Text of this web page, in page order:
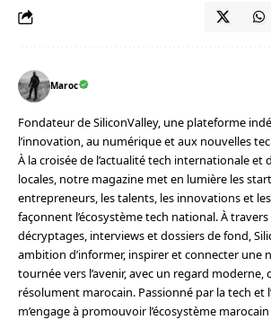
Maroc
Fondateur de SiliconValley, une plateforme
l’innovation, au numérique et aux nouvelles
À la croisée de l’actualité tech internationale et
locales, notre magazine met en lumière les
entrepreneurs, les talents, les innovations et
façonnent l’écosystème tech national. À travers
décryptages, interviews et dossiers de fond,
ambition d’informer, inspirer et connecter une
tournée vers l’avenir, avec un regard moderne,
résolument marocain. Passionné par la tech et
m’engage à promouvoir l’écosystème